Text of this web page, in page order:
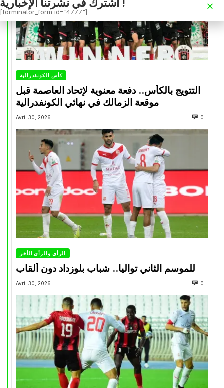
كأس الكونفدرالية
التتويج بالكأس.. دفعة معنوية لإتحاد العاصمة قبل
موقعة الزمالك في نهائي الكونفدرالية
Avril 30, 2026 0
الرأي والرأي الأخر
للموسم الثاني تواليا.. شباب بلوزداد دون ألقاب
Avril 30, 2026 0
[forminator_form id="4777"]